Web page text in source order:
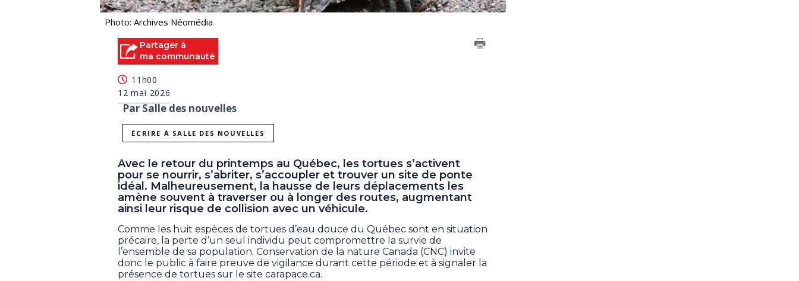
Photo: Archives Néomédia
Partager à
ma communauté
11h00
12 mai 2026
Par Salle des nouvelles
ÉCRIRE À SALLE DES NOUVELLES
Avec le retour du printemps au Québec, les tortues s’activent
pour se nourrir, s’abriter, s’accoupler et trouver un site de ponte
idéal. Malheureusement, la hausse de leurs déplacements les
amène souvent à traverser ou à longer des routes, augmentant
ainsi leur risque de collision avec un véhicule.
Comme les huit espèces de tortues d’eau douce du Québec sont en situation
précaire, la perte d’un seul individu peut compromettre la survie de
l’ensemble de sa population. Conservation de la nature Canada (CNC) invite
donc le public à faire preuve de vigilance durant cette période et à signaler la
présence de tortues sur le site carapace.ca.